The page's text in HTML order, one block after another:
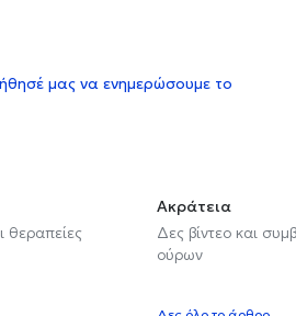
μας να ενημερώσουμε το
Ακράτεια
Δες βίντεο και
ούρων